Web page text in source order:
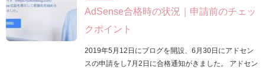
AdSense合格時の状況｜申請前のチェッ
クポイント
2019年5月12日にブログを開設、6月30日にアドセン
スの申請をし7月2日に合格通知がきました。 アドセン